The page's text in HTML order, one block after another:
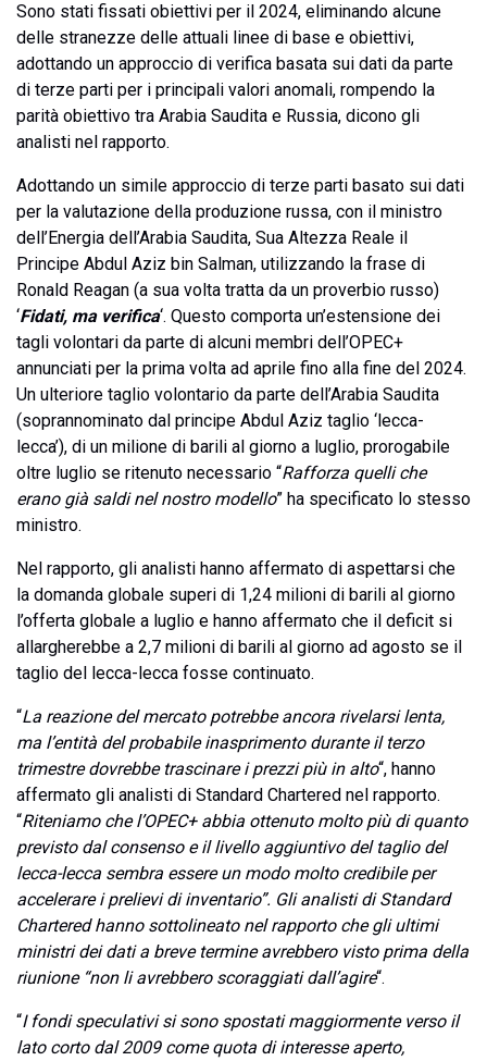
Sono stati fissati obiettivi per il 2024, eliminando alcune
delle stranezze delle attuali linee di base e obiettivi,
adottando un approccio di verifica basata sui dati da parte
di terze parti per i principali valori anomali, rompendo la
parità obiettivo tra Arabia Saudita e Russia, dicono gli
analisti nel rapporto.
Adottando un simile approccio di terze parti basato sui dati
per la valutazione della produzione russa, con il ministro
dell’Energia dell’Arabia Saudita, Sua Altezza Reale il
Principe Abdul Aziz bin Salman, utilizzando la frase di
Ronald Reagan (a sua volta tratta da un proverbio russo)
‘Fidati, ma verifica‘. Questo comporta un’estensione dei
tagli volontari da parte di alcuni membri dell’OPEC+
annunciati per la prima volta ad aprile fino alla fine del 2024.
Un ulteriore taglio volontario da parte dell’Arabia Saudita
(soprannominato dal principe Abdul Aziz taglio ‘lecca-
lecca’), di un milione di barili al giorno a luglio, prorogabile
oltre luglio se ritenuto necessario “Rafforza quelli che
erano già saldi nel nostro modello” ha specificato lo stesso
ministro.
Nel rapporto, gli analisti hanno affermato di aspettarsi che
la domanda globale superi di 1,24 milioni di barili al giorno
l’offerta globale a luglio e hanno affermato che il deficit si
allargherebbe a 2,7 milioni di barili al giorno ad agosto se il
taglio del lecca-lecca fosse continuato.
“La reazione del mercato potrebbe ancora rivelarsi lenta,
ma l’entità del probabile inasprimento durante il terzo
trimestre dovrebbe trascinare i prezzi più in alto“, hanno
affermato gli analisti di Standard Chartered nel rapporto.
“Riteniamo che l’OPEC+ abbia ottenuto molto più di quanto
previsto dal consenso e il livello aggiuntivo del taglio del
lecca-lecca sembra essere un modo molto credibile per
accelerare i prelievi di inventario”. Gli analisti di Standard
Chartered hanno sottolineato nel rapporto che gli ultimi
ministri dei dati a breve termine avrebbero visto prima della
riunione “non li avrebbero scoraggiati dall’agire“.
“I fondi speculativi si sono spostati maggiormente verso il
lato corto dal 2009 come quota di interesse aperto,